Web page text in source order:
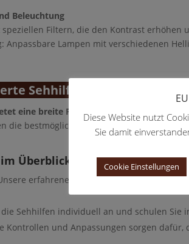
Beleuchtung
Filtern, die den Kontrast erhöhen
Anpassbare Lampen mit verschiedenen
Sehhilfen bei uns?
eine breite Palette an hochwertigen
die bestmögliche Beratung und
Überblick:
erfahrenen Optiker nehmen sich die
Sehhilfen individuell an und schulen Sie
Kontrollen und Anpassungen sorgen
Diese Website nutzt
Sie damit
Cookie Einstellungen